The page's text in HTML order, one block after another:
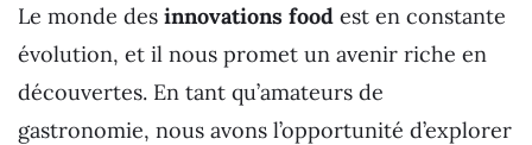
Le monde des innovations food est en constante
évolution, et il nous promet un avenir riche en
découvertes. En tant qu’amateurs de
gastronomie, nous avons l’opportunité d’explorer